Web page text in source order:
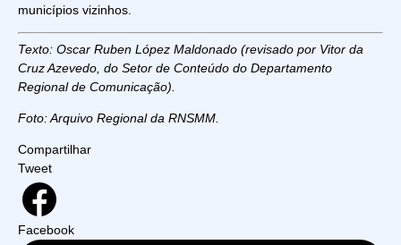
municípios vizinhos.
Texto: Oscar Ruben López Maldonado (revisado por Vitor da
Cruz Azevedo, do Setor de Conteúdo do Departamento
Regional de Comunicação).
Foto: Arquivo Regional da RNSMM.
Compartilhar
Tweet
Facebook